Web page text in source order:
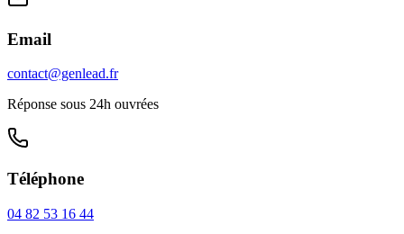
Email
contact@genlead.fr
Réponse sous 24h ouvrées
Téléphone
04 82 53 16 44